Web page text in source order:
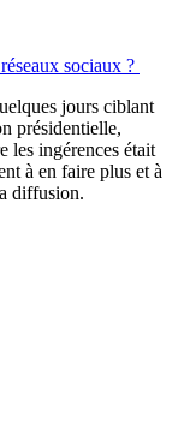
sociaux ?
jours ciblant
présidentielle,
les ingérences était
à en faire plus et à
diffusion.